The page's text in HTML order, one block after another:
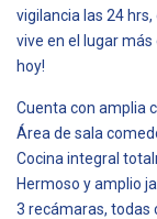
vigilancia las 24
vive en el lugar más
hoy!
Cuenta con amplia
Área de sala
Cocina integral
Hermoso y amplio
3 recámaras, todas